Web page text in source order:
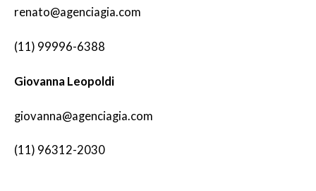
renato@agenciagia.com
(11) 99996-6388
Giovanna Leopoldi
giovanna@agenciagia.com
(11) 96312-2030